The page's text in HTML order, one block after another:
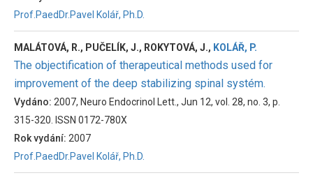
Prof.PaedDr.Pavel Kolář, Ph.D.
MALÁTOVÁ, R., PUČELÍK, J., ROKYTOVÁ, J., KOLÁŘ, P.
The objectification of therapeutical methods used for
improvement of the deep stabilizing spinal systém.
Vydáno: 2007, Neuro Endocrinol Lett., Jun 12, vol. 28, no. 3, p.
315-320. ISSN 0172-780X
Rok vydání: 2007
Prof.PaedDr.Pavel Kolář, Ph.D.